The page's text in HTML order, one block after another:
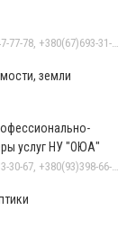
земли
услуг НУ "ОЮА"